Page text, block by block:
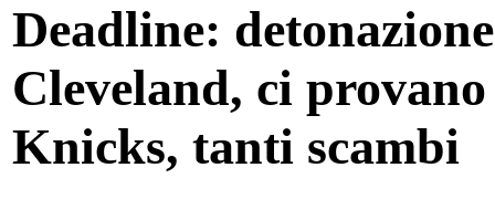
Deadline:
Cleveland, ci
Knicks, tanti scambi